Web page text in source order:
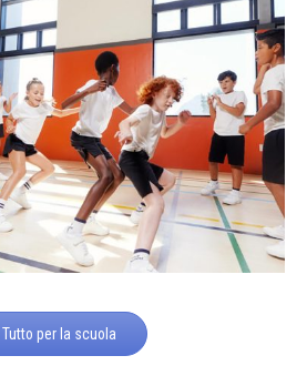
Tutto per la scuola